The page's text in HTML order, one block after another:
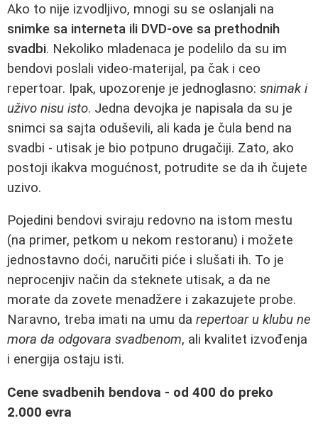
Ako to nije izvodljivo, mnogi su se oslanjali na
snimke sa interneta ili DVD-ove sa prethodnih
svadbi. Nekoliko mladenaca je podelilo da su im
bendovi poslali video-materijal, pa čak i ceo
repertoar. Ipak, upozorenje je jednoglasno: snimak i
uživo nisu isto. Jedna devojka je napisala da su je
snimci sa sajta oduševili, ali kada je čula bend na
svadbi - utisak je bio potpuno drugačiji. Zato, ako
postoji ikakva mogućnost, potrudite se da ih čujete
uzivo.
Pojedini bendovi sviraju redovno na istom mestu
(na primer, petkom u nekom restoranu) i možete
jednostavno doći, naručiti piće i slušati ih. To je
neprocenjiv način da steknete utisak, a da ne
morate da zovete menadžere i zakazujete probe.
Naravno, treba imati na umu da repertoar u klubu ne
mora da odgovara svadbenom, ali kvalitet izvođenja
i energija ostaju isti.
Cene svadbenih bendova - od 400 do preko
2.000 evra